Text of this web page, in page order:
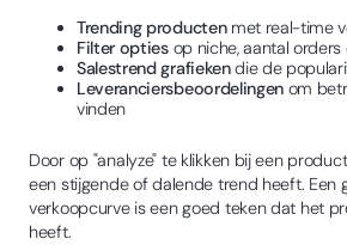
Trending productenmet real-time
Filter optiesop niche, aantal orders
Salestrend grafiekendie de
Leveranciersbeoordelingen om
vinden
Door op "analyze" te klikken bij een
een stijgende of dalende trend heeft. Een
verkoopcurve is een goed teken dat het
heeft.